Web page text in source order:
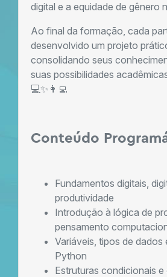
digital e a equidade de gênero
Ao final da formação, cada
desenvolvido um projeto
consolidando seus
suas possibilidades
💻✨👩‍💻
Conteúdo
Fundamentos digitais,
produtividade
Introdução à lógica de
pensamento
Variáveis, tipos de dados
Python
Estruturas condicionais